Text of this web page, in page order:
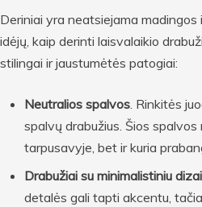
Deriniai yra neatsiejama
idėjų, kaip derinti laisvalaikio
stilingai ir jaustumėtės patogiai:
Neutralios spalvos. Rinkitės
spalvų drabužius. Šios
tarpusavyje, bet ir kuria
Drabužiai su minimalistiniu
detalės gali tapti akcentu,